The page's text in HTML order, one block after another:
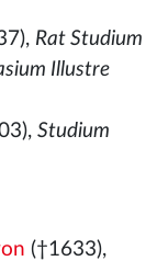
Rat Studium
Illustre
Studium
(†1633),